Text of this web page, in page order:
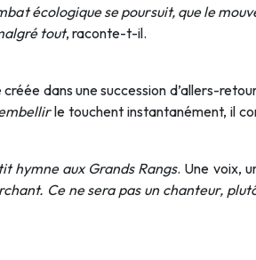
écologique se poursuit, que le
tout, raconte-t-il.
dans une succession d’allers-
le touchent instantanément, il
hymne aux Grands Rangs. Une voix,
Ce ne sera pas un chanteur,